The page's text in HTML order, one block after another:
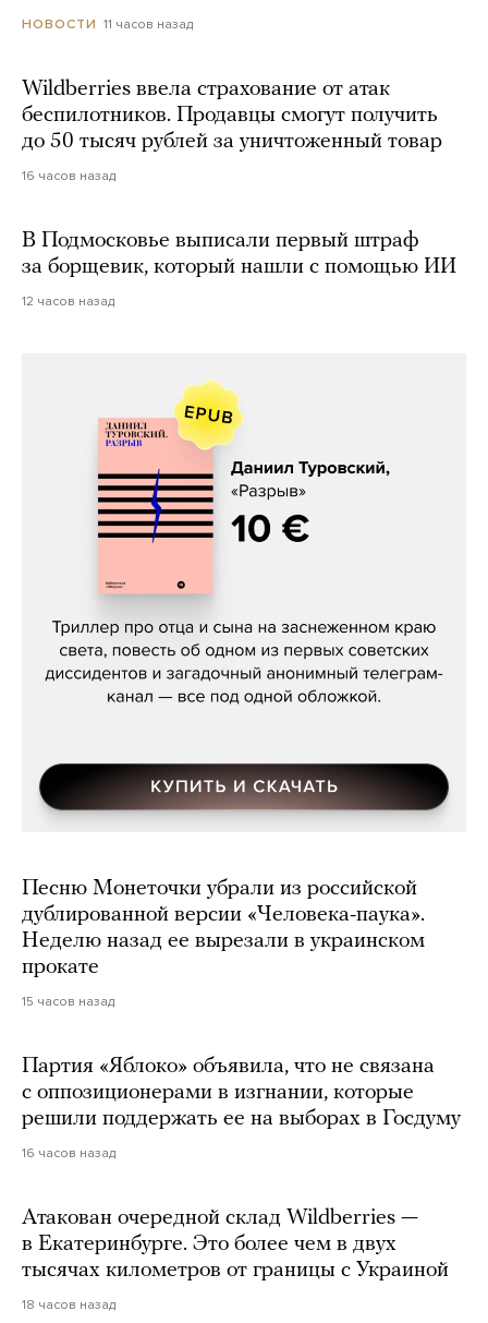
НОВОСТИ 11 часов назад
Wildberries ввела страхование от атак
беспилотников. Продавцы смогут получить
до 50 тысяч рублей за уничтоженный товар
16 часов назад
В Подмосковье выписали первый штраф
за борщевик, который нашли с помощью ИИ
12 часов назад
Даниил Туровский, «Разрыв»
Песню Монеточки убрали из российской
дублированной версии «Человека-паука».
Неделю назад ее вырезали в украинском
прокате
15 часов назад
Партия «Яблоко» объявила, что не связана
с оппозиционерами в изгнании, которые
решили поддержать ее на выборах в Госдуму
16 часов назад
Атакован очередной склад Wildberries —
в Екатеринбурге. Это более чем в двух
тысячах километров от границы с Украиной
18 часов назад